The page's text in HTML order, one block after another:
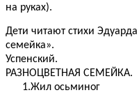
на руках).
Дети читают стихи
семейка».
Успенский.
РАЗНОЦВЕТНАЯ СЕМЕЙКА.
1.Жил осьминог